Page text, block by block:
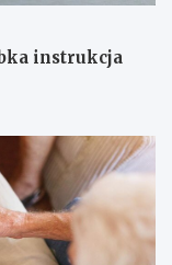
instrukcja